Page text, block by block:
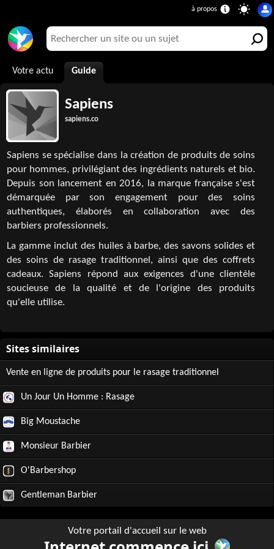
Votre actu Guide
Sapiens
sapiens.co
Sapiens se spécialise dans la création de produits de soins
pour hommes, privilégiant des ingrédients naturels et bio.
Depuis son lancement en 2016, la marque française s'est
démarquée par son engagement pour des soins
authentiques, élaborés en collaboration avec des
barbiers professionnels.
La gamme inclut des huiles à barbe, des savons solides et
des soins de rasage traditionnel, ainsi que des coffrets
cadeaux. Sapiens répond aux exigences d'une clientèle
soucieuse de la qualité et de l'origine des produits
qu'elle utilise.
Vente en ligne de produits pour le rasage traditionnel
Un Jour Un Homme : Rasage
Big Moustache
Monsieur Barbier
O'Barbershop
Gentleman Barbier
Votre portail d'accueil sur le web